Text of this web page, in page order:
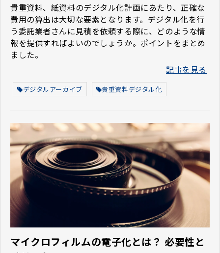
貴重資料、紙資料のデジタル化計画にあたり、正確な
費用の算出は大切な要素となります。デジタル化を行
う委託業者さんに見積を依頼する際に、どのような情
報を提供すればよいのでしょうか。ポイントをまとめ
ました。
記事を見る
デジタルアーカイブ 貴重資料デジタル化
マイクロフィルムの電子化とは？ 必要性と